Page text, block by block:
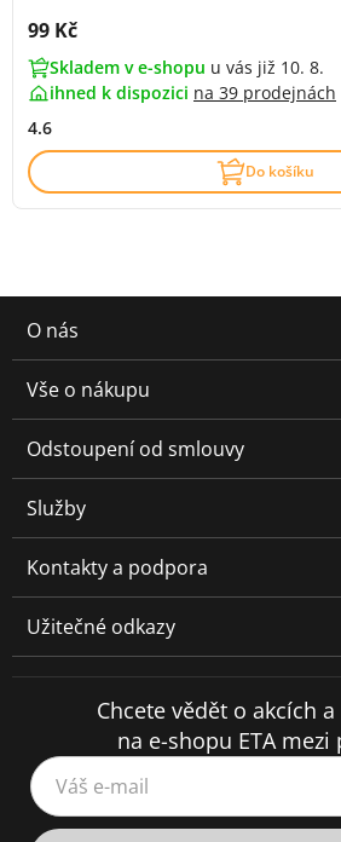
Cena s DPH:
99 Kč
Skladem v e-shopu u vás již 10. 8.
ihned k dispozici na 39 prodejnách
4.6
Do košíku
O nás
Vše o nákupu
Odstoupení od smlouvy
Služby
Kontakty a podpora
Užitečné odkazy
Chcete vědět o akcích
na e-shopu ETA mezi
Váš e-mail